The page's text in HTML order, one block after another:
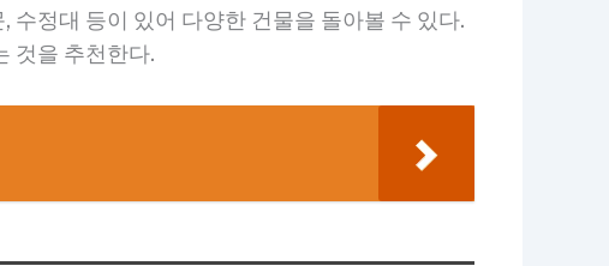
수정대 등이 있어 다양한 건물을 돌아볼 수 있다.
것을 추천한다.